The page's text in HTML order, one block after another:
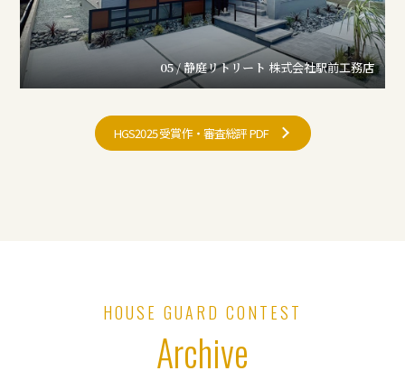
05 / 静庭リトリート 株式会社駅前工務店
HGS2025 受賞作・審査総評 PDF
HOUSE GUARD CONTEST
Archive